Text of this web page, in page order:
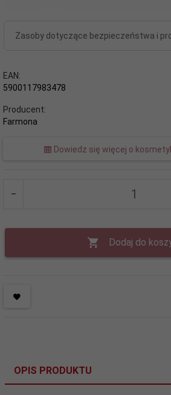
Zasoby dotyczące bezpieczeństwa i
EAN:
5900117983478
Producent:
Farmona
Dowiedz się więcej o
Dodaj do
OPIS PRODUKTU